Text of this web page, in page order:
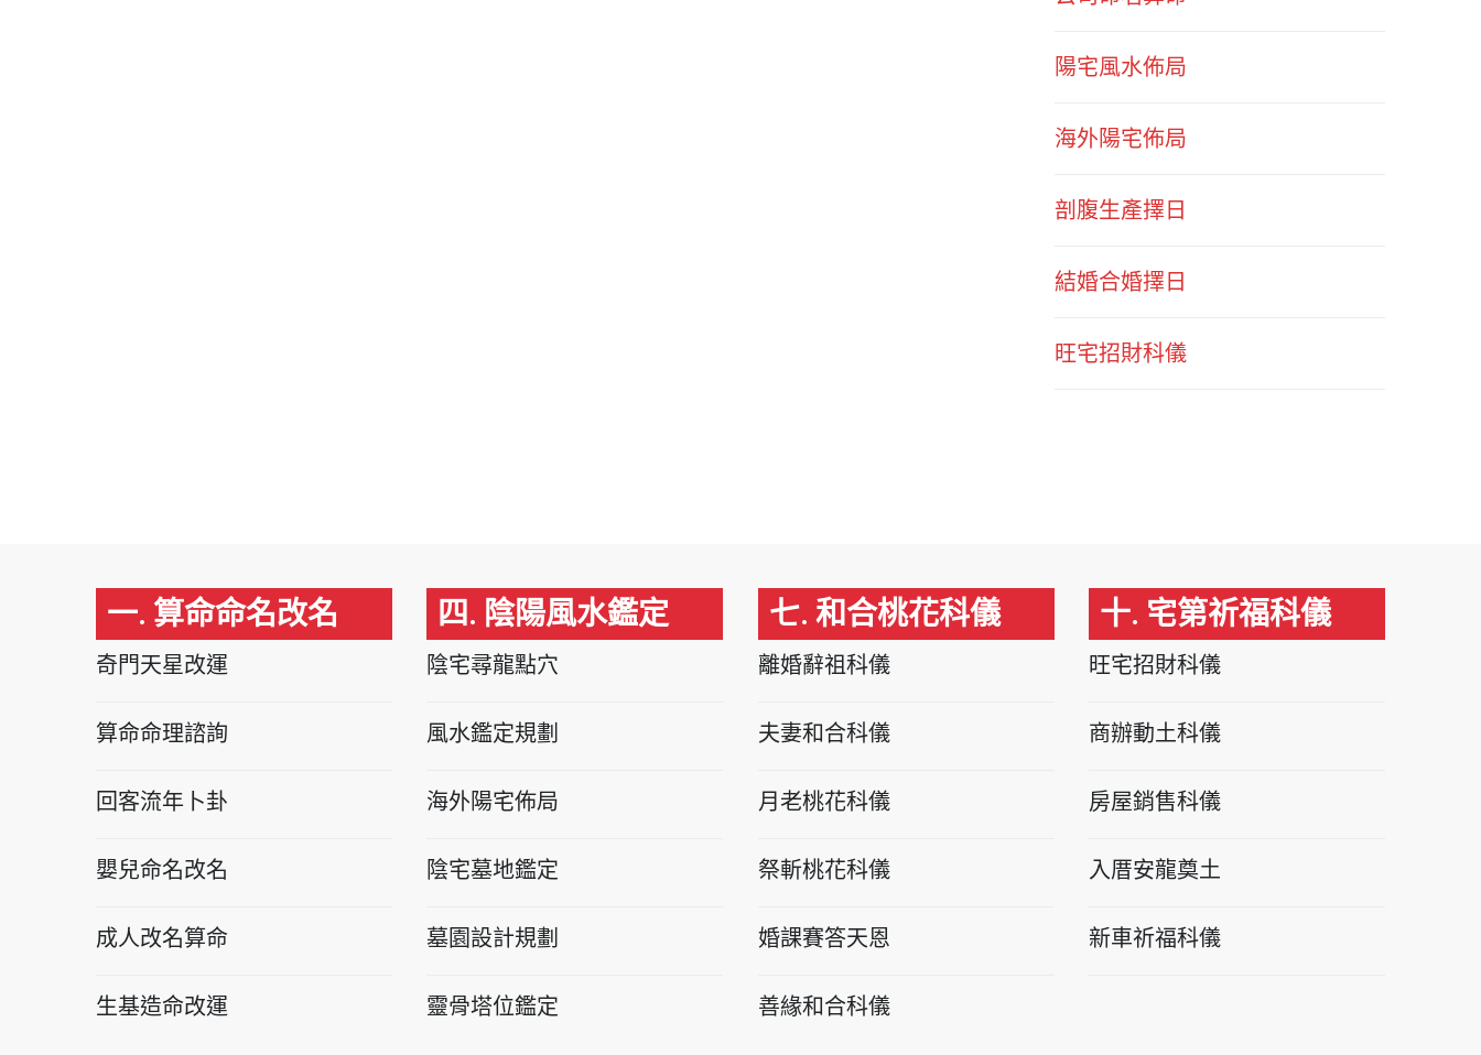
陽宅風水佈局
海外陽宅佈局
剖腹生產擇日
結婚合婚擇日
旺宅招財科儀
一. 算命命名改名
奇門天星改運
算命命理諮詢
回客流年卜卦
嬰兒命名改名
成人改名算命
生基造命改運
四. 陰陽風水鑑定
陰宅尋龍點穴
風水鑑定規劃
海外陽宅佈局
陰宅墓地鑑定
墓園設計規劃
靈骨塔位鑑定
七. 和合桃花科儀
離婚辭祖科儀
夫妻和合科儀
月老桃花科儀
祭斬桃花科儀
婚課賽答天恩
善緣和合科儀
十. 宅第祈福科儀
旺宅招財科儀
商辦動土科儀
房屋銷售科儀
入厝安龍奠土
新車祈福科儀